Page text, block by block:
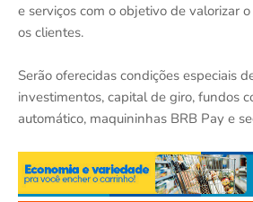
e serviços com o objetivo de valorizar
os clientes.
Serão oferecidas condições especiais
investimentos, capital de giro, fundos
automático, maquininhas BRB Pay e